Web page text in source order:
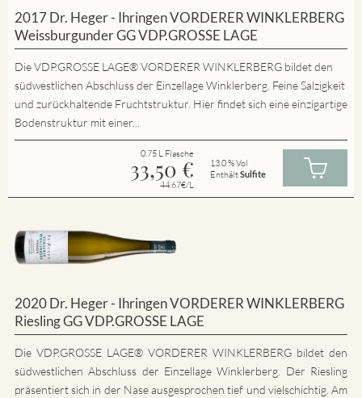
2017 Dr. Heger - Ihringen VORDERER WINKLERBERG
Weissburgunder GG VDP.GROSSE LAGE
Die VDP.GROSSE LAGE® VORDERER WINKLERBERG bildet den
südwestlichen Abschluss der Einzellage Winklerberg. Feine Salzigkeit
und zurückhaltende Fruchtstruktur. Hier findet sich eine einzigartige
Bodenstruktur mit einer...
0.75 L Flasche
33,50 €
44.67€/L
13.0 % Vol
EnthältSulfite
2020 Dr. Heger - Ihringen VORDERER WINKLERBERG
Riesling GG VDP.GROSSE LAGE
Die VDP.GROSSE LAGE® VORDERER WINKLERBERG bildet den
südwestlichen Abschluss der Einzellage Winklerberg. Der Riesling
präsentiert sich in der Nase ausgesprochen tief und vielschichtig. Am